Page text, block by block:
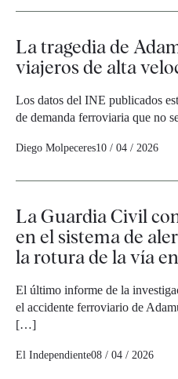
La tragedia de
viajeros de alta
Los datos del INE publicados
de demanda ferroviaria que no
Diego Molpeceres10 / 04 / 2026
La Guardia Civil
en el sistema de
la rotura de la vía
El último informe de la
el accidente ferroviario de
[…]
El Independiente08 / 04 / 2026